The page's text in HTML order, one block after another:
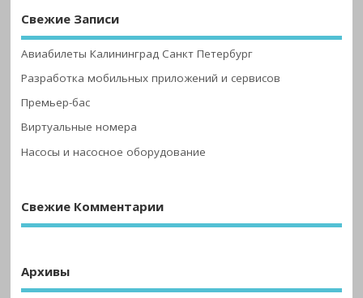
Свежие Записи
Авиабилеты Калининград Санкт Петербург
Разработка мобильных приложений и сервисов
Премьер-бас
Виртуальные номера
Насосы и насосное оборудование
Свежие Комментарии
Архивы